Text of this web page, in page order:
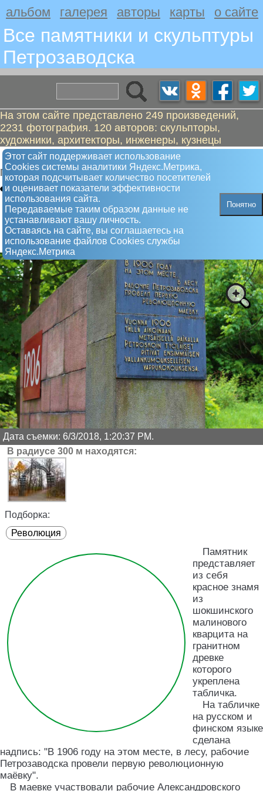
альбом галерея авторы карты о сайте
Все памятники и скульптуры
Петрозаводскa
На этом сайте представлено 249 произведений,
2231 фотография. 120 авторов: скульпторы,
художники, архитекторы, инженеры, кузнецы
Этот сайт поддерживает использование
Сookies системы аналитики Яндекс.Метрика,
которая подсчитывает количество посетителей
и оценивает показатели эффективности
использования сайта.
Передаваемые таким образом данные не
устанавливают вашу личность.
Оставаясь на сайте, вы соглашаетесь на
использование файлов Сookies службы
Яндекс.Метрика
Понятно
Первой маёвке 1906 г.
Памятный знак
Дата съемки: 6/3/2018, 1:20:37 PM.
В радиусе 300 м находятся:
Подборка:
Революция
Памятник
представляет
из себя
красное знамя
из
шокшинского
малинового
кварцита на
гранитном
древке
которого
укреплена
табличка.
На табличке
на русском и
финском языке
сделана
надпись: "В 1906 году на этом месте, в лесу, рабочие
Петрозаводска провели первую революционную
маёвку".
В маевке участвовали рабочие Александровского